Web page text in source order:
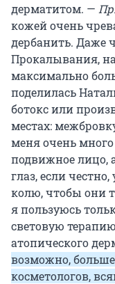
дерматитом. —
кожей очень
дербанить. Даже
Прокалывания,
максимально
поделилась
ботокс или
местах:
меня очень
подвижное лицо,
глаз, если
колю, чтобы они
я пользуюсь
световую
атопического
возможно,
косметологов,